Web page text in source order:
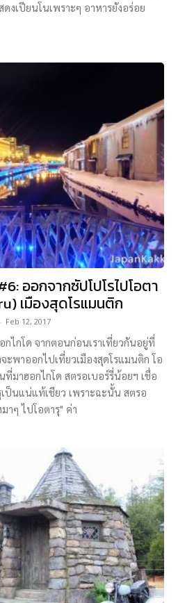
งเปียนโนเพราะๆ อาหารยังอร่อย
ออกจากซัปโปโรไปโอตา
เมืองสุดโรแมนติก
- Feb 12, 2017
ไกโด จากตอนก่อนเราเที่ยวกันอยู่ที่
ะพาออกไปเที่ยวเมืองสุดโรแมนติก โอ
มาฮอกไกโด สตรอเบอร์รี่น้อยฯ เชื่อ
ป็นแน่แท้เชียว เพราะฉะนั้น สตรอ
าๆ ไปโอตารุ" ค่า